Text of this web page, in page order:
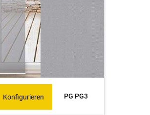
PG PG3
Konfigurieren